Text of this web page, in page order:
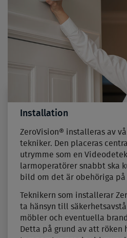
Installation
ZeroVision® installeras av
tekniker. Den placeras
utrymme som en
larmoperatörer snabbt ska
bild om det är obehöriga på
Teknikern som installerar
ta hänsyn till
möbler och eventuella
Detta på grund av att röken